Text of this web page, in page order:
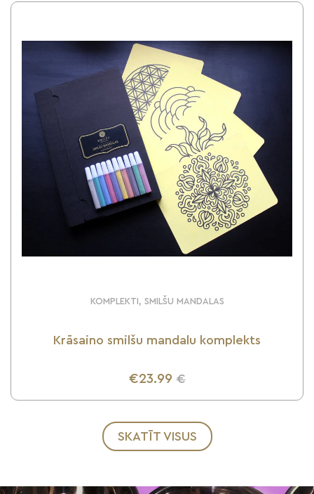
KOMPLEKTI, SMILŠU MANDALAS
Krāsaino smilšu mandalu komplekts
€23.99 €
UZZINI VAIRĀK
SKATĪT VISUS